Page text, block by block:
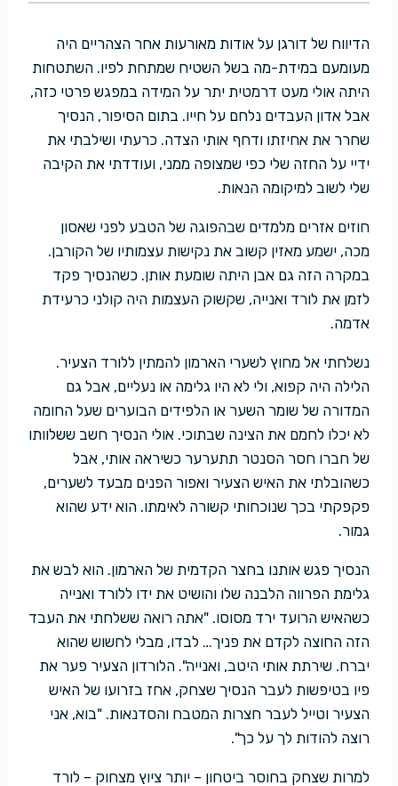
הדיווח של דורגן על אודות מאורעות אחר הצהריים היה
מעומעם במידת-מה בשל השטיח שמתחת לפיו. השתטחות
היתה אולי מעט דרמטית יתר על המידה במפגש פרטי כזה,
אבל אדון העבדים נלחם על חייו. בתום הסיפור, הנסיך
שחרר את אחיזתו ודחף אותי הצדה. כרעתי ושילבתי את
ידיי על החזה שלי כפי שמצופה ממני, ועודדתי את הקיבה
שלי לשוב למיקומה הנאות.
חוזים אזרים מלמדים שבהפוגה של הטבע לפני שאסון
מכה, ישמע מאזין קשוב את נקישות עצמותיו של הקורבן.
במקרה הזה גם אבן היתה שומעת אותן. כשהנסיך פקד
לזמן את לורד ואנייה, שקשוק העצמות היה קולני כרעידת
אדמה.
נשלחתי אל מחוץ לשערי הארמון להמתין ללורד הצעיר.
הלילה היה קפוא, ולי לא היו גלימה או נעליים, אבל גם
המדורה של שומר השער או הלפידים הבוערים שעל החומה
לא יכלו לחמם את הצינה שבתוכי. אולי הנסיך חשב ששלוותו
של חברו חסר הסנטר תתערער כשיראה אותי, אבל
כשהובלתי את האיש הצעיר ואפור הפנים מבעד לשערים,
פקפקתי בכך שנוכחותי קשורה לאימתו. הוא ידע שהוא
גמור.
הנסיך פגש אותנו בחצר הקדמית של הארמון. הוא לבש את
גלימת הפרווה הלבנה שלו והושיט את ידו ללורד ואנייה
כשהאיש הרועד ירד מסוסו. "אתה רואה ששלחתי את העבד
הזה החוצה לקדם את פניך… לבדו, מבלי לחשוש שהוא
יברח. שירתת אותי היטב, ואנייה". הלורדון הצעיר פער את
פיו בטיפשות לעבר הנסיך שצחק, אחז בזרועו של האיש
הצעיר וטייל לעבר חצרות המטבח והסדנאות. "בוא, אני
רוצה להודות לך על כך".
למרות שצחק בחוסר ביטחון – יותר ציוץ מצחוק – לורד